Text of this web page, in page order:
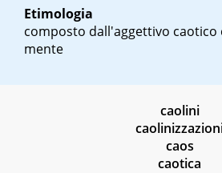
Etimologia
composto dall'aggettivo caotico
mente
caolini
caos
caotica